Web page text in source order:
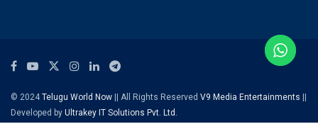
© 2024Telugu World Now || All Rights Reserved V9 Media Entertainments ||
Developed by Ultrakey IT Solutions Pvt. Ltd.